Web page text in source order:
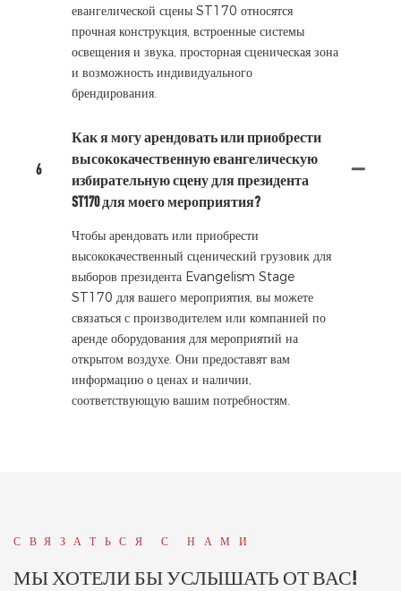
евангелической сцены ST170 относятся
прочная конструкция, встроенные системы
освещения и звука, просторная сценическая зона
и возможность индивидуального
брендирования.
6
Как я могу арендовать или приобрести
высококачественную евангелическую
избирательную сцену для президента
ST170 для моего мероприятия?
Чтобы арендовать или приобрести
высококачественный сценический грузовик для
выборов президента Evangelism Stage
ST170 для вашего мероприятия, вы можете
связаться с производителем или компанией по
аренде оборудования для мероприятий на
открытом воздухе. Они предоставят вам
информацию о ценах и наличии,
соответствующую вашим потребностям.
СВЯЗАТЬСЯ С НАМИ
МЫ ХОТЕЛИ БЫ УСЛЫШАТЬ ОТ ВАС!